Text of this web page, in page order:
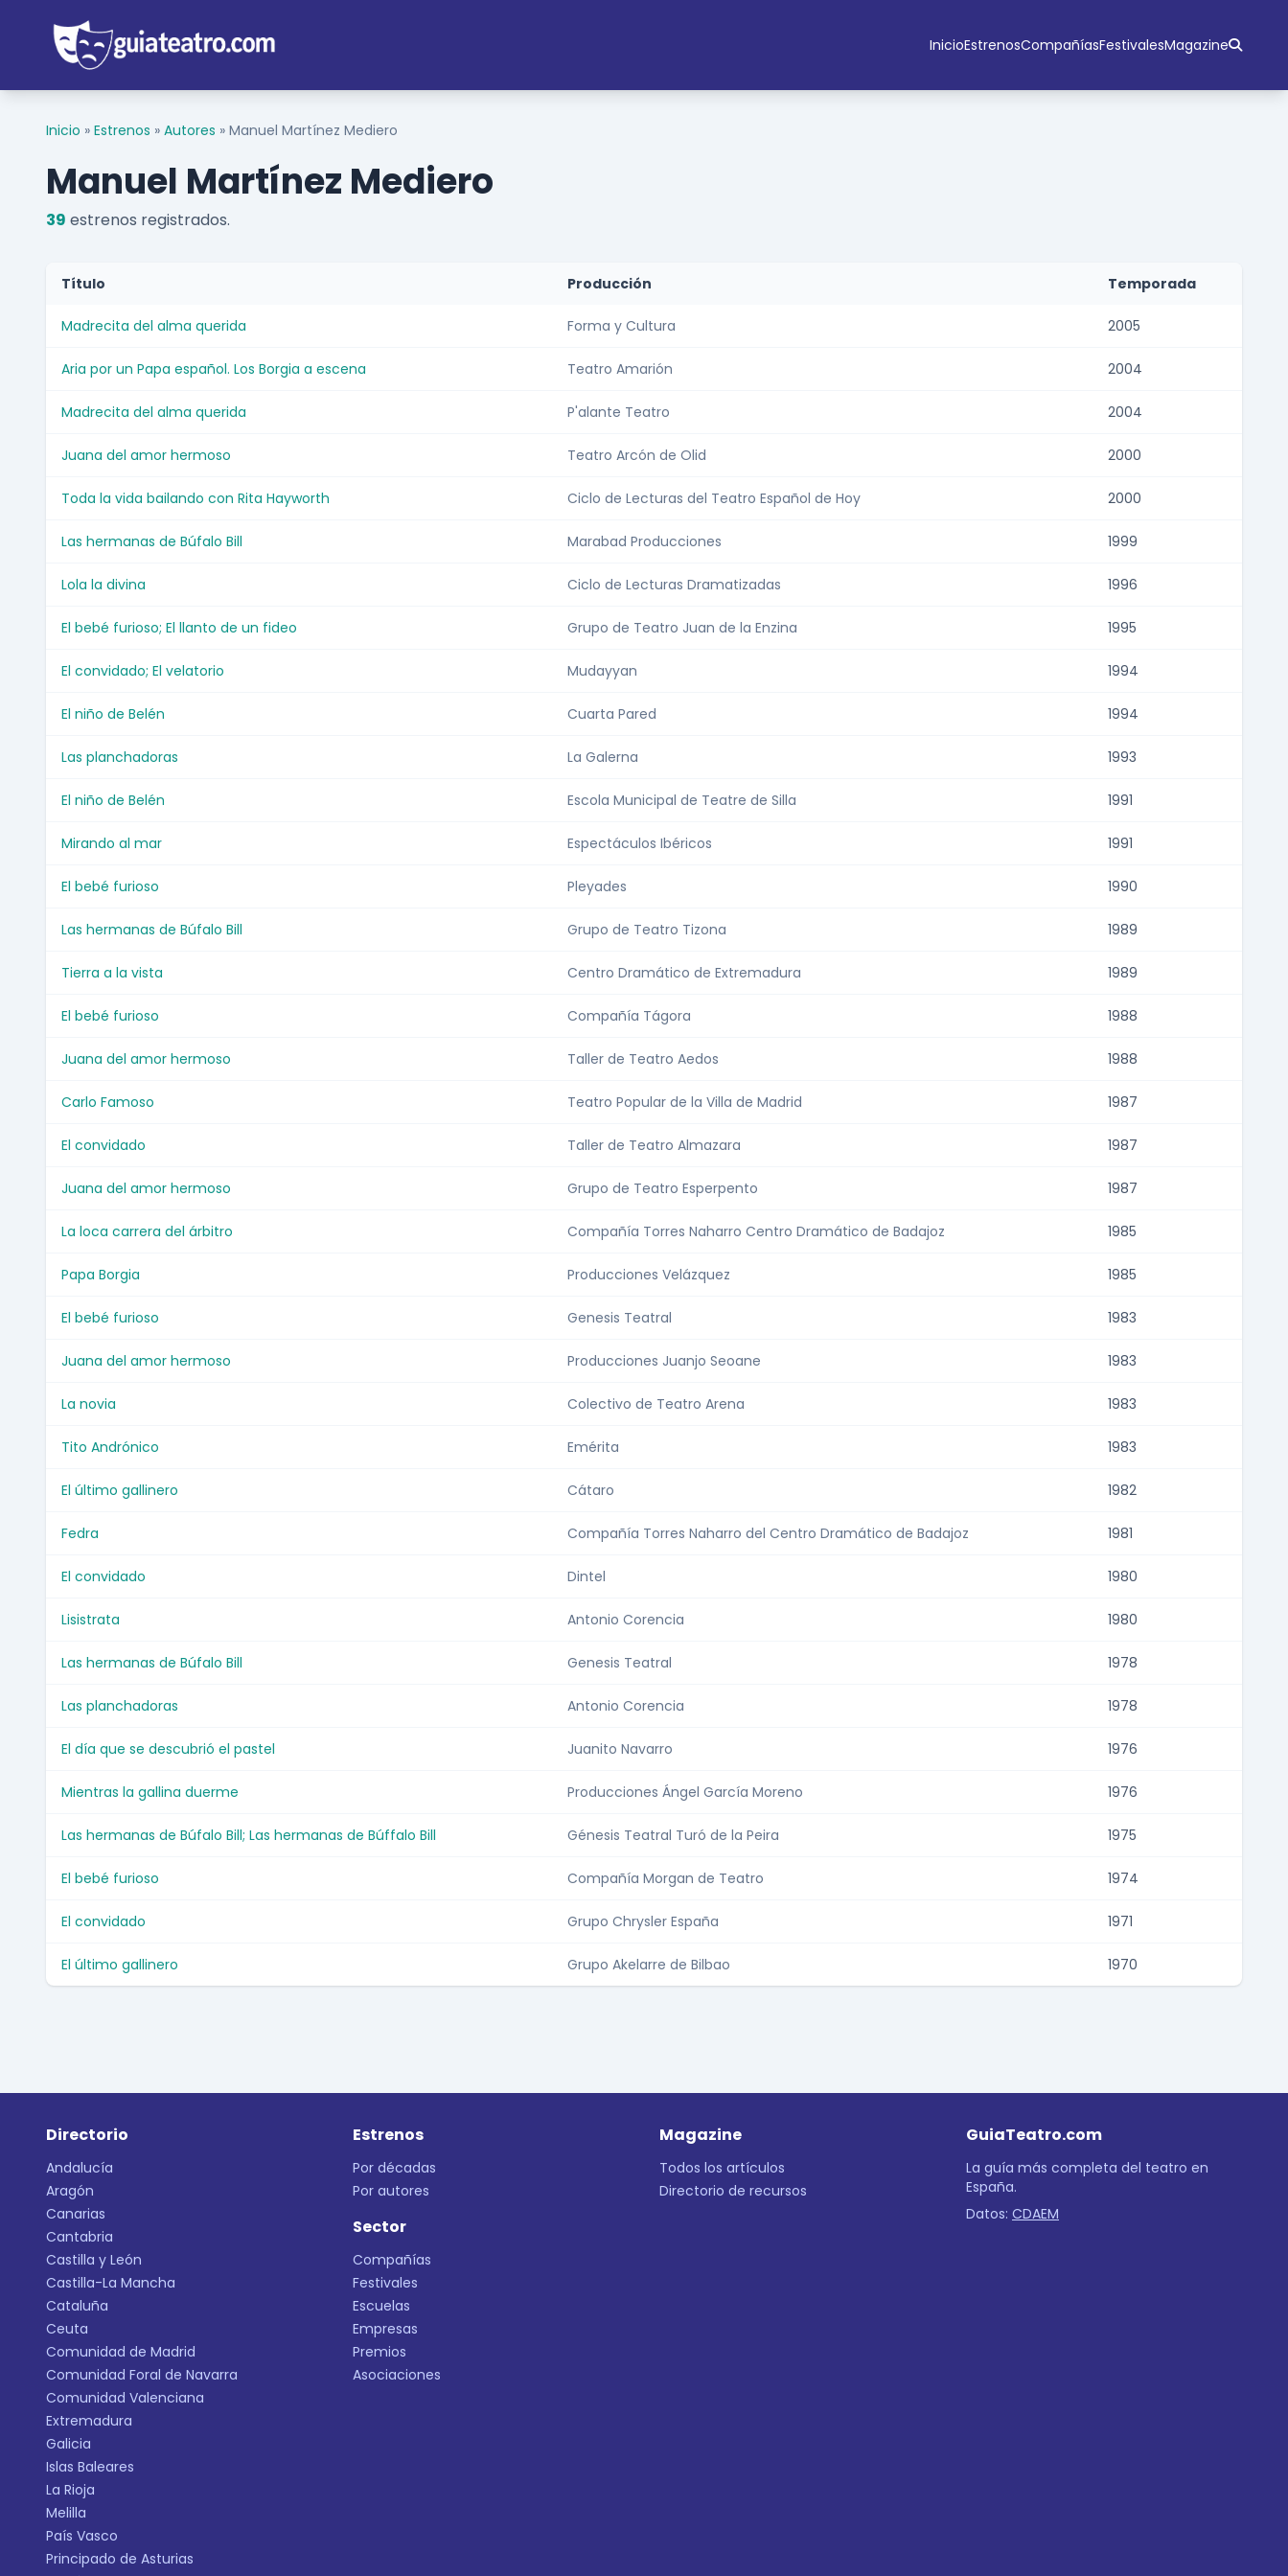
InicioEstrenosCompañíasFestivalesMagazine
Inicio » Estrenos » Autores » Manuel Martínez Mediero
Manuel Martínez Mediero
39 estrenos registrados.
Título Producción Temporada
Madrecita del alma querida Forma y Cultura 2005
Aria por un Papa español. Los Borgia a escena Teatro Amarión 2004
Madrecita del alma querida P'alante Teatro 2004
Juana del amor hermoso Teatro Arcón de Olid 2000
Toda la vida bailando con Rita Hayworth Ciclo de Lecturas del Teatro Español de Hoy 2000
Las hermanas de Búfalo Bill Marabad Producciones 1999
Lola la divina Ciclo de Lecturas Dramatizadas 1996
El bebé furioso; El llanto de un fideo Grupo de Teatro Juan de la Enzina 1995
El convidado; El velatorio Mudayyan 1994
El niño de Belén Cuarta Pared 1994
Las planchadoras La Galerna 1993
El niño de Belén Escola Municipal de Teatre de Silla 1991
Mirando al mar Espectáculos Ibéricos 1991
El bebé furioso Pleyades 1990
Las hermanas de Búfalo Bill Grupo de Teatro Tizona 1989
Tierra a la vista Centro Dramático de Extremadura 1989
El bebé furioso Compañía Tágora 1988
Juana del amor hermoso Taller de Teatro Aedos 1988
Carlo Famoso Teatro Popular de la Villa de Madrid 1987
El convidado Taller de Teatro Almazara 1987
Juana del amor hermoso Grupo de Teatro Esperpento 1987
La loca carrera del árbitro Compañía Torres Naharro Centro Dramático de Badajoz 1985
Papa Borgia Producciones Velázquez 1985
El bebé furioso Genesis Teatral 1983
Juana del amor hermoso Producciones Juanjo Seoane 1983
La novia Colectivo de Teatro Arena 1983
Tito Andrónico Emérita 1983
El último gallinero Cátaro 1982
Fedra Compañía Torres Naharro del Centro Dramático de Badajoz 1981
El convidado Dintel 1980
Lisistrata Antonio Corencia 1980
Las hermanas de Búfalo Bill Genesis Teatral 1978
Las planchadoras Antonio Corencia 1978
El día que se descubrió el pastel Juanito Navarro 1976
Mientras la gallina duerme Producciones Ángel García Moreno 1976
Las hermanas de Búfalo Bill; Las hermanas de Búffalo Bill Génesis Teatral Turó de la Peira 1975
El bebé furioso Compañía Morgan de Teatro 1974
El convidado Grupo Chrysler España 1971
El último gallinero Grupo Akelarre de Bilbao 1970
Directorio
Andalucía
Aragón
Canarias
Cantabria
Castilla y León
Castilla-La Mancha
Cataluña
Ceuta
Comunidad de Madrid
Comunidad Foral de Navarra
Comunidad Valenciana
Extremadura
Galicia
Islas Baleares
La Rioja
Melilla
País Vasco
Principado de Asturias
Estrenos
Por décadas
Por autores
Sector
Compañías
Festivales
Escuelas
Empresas
Premios
Asociaciones
Magazine
Todos los artículos
Directorio de recursos
GuiaTeatro.com
La guía más completa del teatro en
España.
Datos: CDAEM